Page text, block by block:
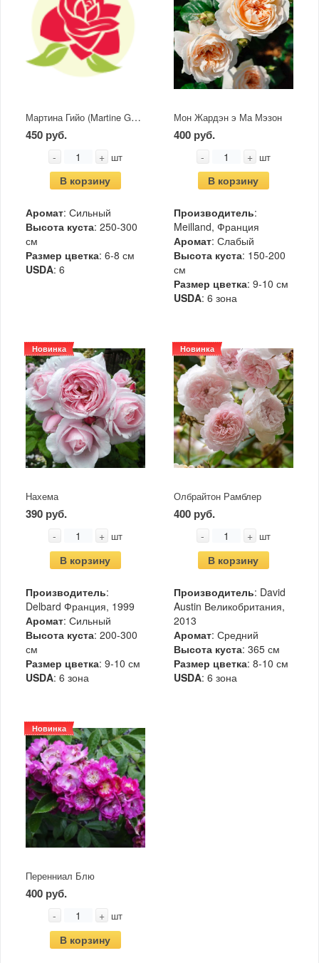
Мартина Гийо (Martine Guillot)
450 руб.
- + шт
В корзину
Аромат: Сильный
Высота куста: 250-300
см
Размер цветка: 6-8 см
USDA: 6
Мон Жардэн э Ма Мэзон
400 руб.
- + шт
В корзину
Производитель:
Meilland, Франция
Аромат: Слабый
Высота куста: 150-200
см
Размер цветка: 9-10 см
USDA: 6 зона
Новинка
Нахема
390 руб.
- + шт
В корзину
Производитель:
Delbard Франция, 1999
Аромат: Сильный
Высота куста: 200-300
см
Размер цветка: 9-10 см
USDA: 6 зона
Новинка
Олбрайтон Рамблер
400 руб.
- + шт
В корзину
Производитель: David
Austin Великобритания,
2013
Аромат: Средний
Высота куста: 365 см
Размер цветка: 8-10 см
USDA: 6 зона
Новинка
Перенниал Блю
400 руб.
- + шт
В корзину